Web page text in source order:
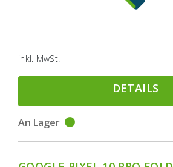
inkl. MwSt.
DETAILS
An Lager